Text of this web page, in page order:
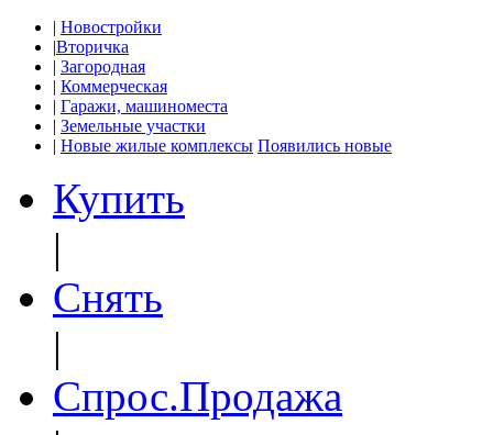
| Новостройки
|Вторичка
| Загородная
| Коммерческая
| Гаражи, машиноместа
| Земельные участки
| Новые жилые комплексы Появились новые
Купить
|
Снять
|
Спрос.Продажа